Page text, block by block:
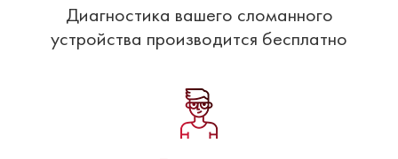
Диагностика вашего сломанного
устройства производится бесплатно